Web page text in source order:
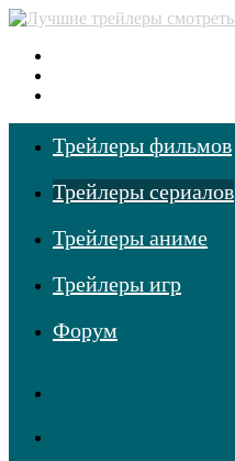
Трейлеры фильмов
Трейлеры сериалов
Трейлеры аниме
Трейлеры игр
Форум